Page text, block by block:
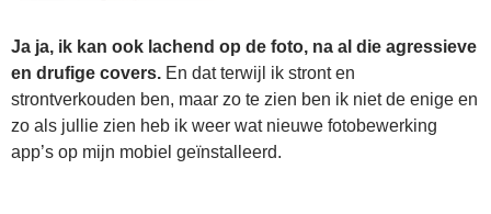
Ja ja, ik kan ook lachend op de foto, na al die agressieve
en drufige covers. En dat terwijl ik stront en
strontverkouden ben, maar zo te zien ben ik niet de enige en
zo als jullie zien heb ik weer wat nieuwe fotobewerking
app’s op mijn mobiel geïnstalleerd.